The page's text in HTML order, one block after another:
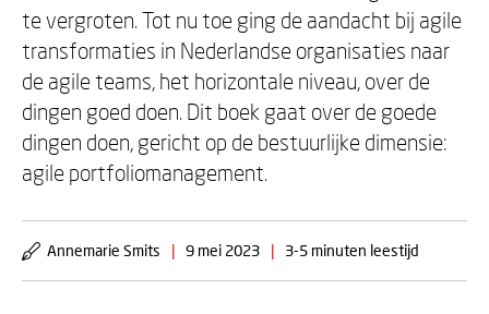
te vergroten. Tot nu toe ging de aandacht bij agile
transformaties in Nederlandse organisaties naar
de agile teams, het horizontale niveau, over de
dingen goed doen. Dit boek gaat over de goede
dingen doen, gericht op de bestuurlijke dimensie:
agile portfoliomanagement.
Annemarie Smits | 9 mei 2023 | 3-5 minuten leestijd